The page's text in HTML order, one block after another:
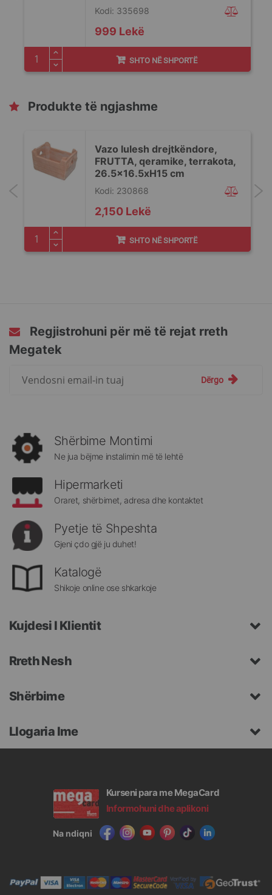
999 Lekë
Kodi: 335698
SHTO NË SHPORTË
Produkte të ngjashme
Vazo lulesh drejtkëndore,
FRUTTA, qeramike, terrakota,
26.5x16.5xH15 cm
2,150 Lekë
Kodi: 230868
SHTO NË SHPORTË
Regjistrohuni për më të rejat rreth
Megatek
rreth
Megatek:
Dërgo
Shërbime Montimi
Ne jua bëjme instalimin më të lehtë
Hipermarketi
Oraret, shërbimet, adresa dhe kontaktet
Pyetje të Shpeshta
Gjeni çdo gjë ju duhet!
Katalogë
Shikoje online ose shkarkoje
Kujdesi I Klientit
Rreth Nesh
Shërbime
Llogaria Ime
Kurseni para me MegaCard
Informohuni dhe aplikoni
Na ndiqni